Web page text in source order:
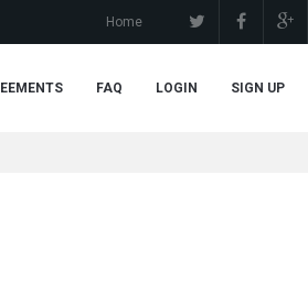
Home
LOGIN SIGN UP
FAQ